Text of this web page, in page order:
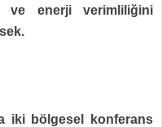
ve enerji verimliliğini
iki bölgesel konferans